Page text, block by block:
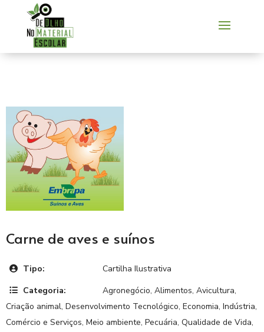
Carne de aves e suínos
Tipo:
Cartilha Ilustrativa
Categoria:
Agronegócio, Alimentos, Avicultura,
Criação animal, Desenvolvimento Tecnológico, Economia, Indústria,
Comércio e Serviços, Meio ambiente, Pecuária, Qualidade de Vida,